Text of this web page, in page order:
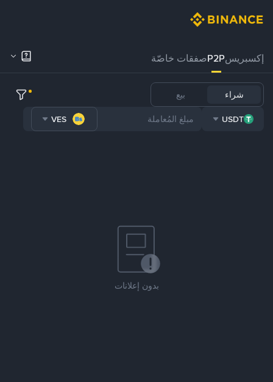
إكسبريسP2Pصفقات خاصّة
شراء بيع
USDT
VES
بدون إعلانات